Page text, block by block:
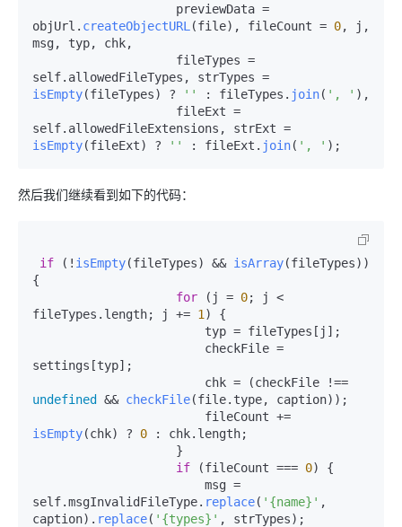
objUrl. createObjectURL (file), fileCount = 0, j,
msg, typ, chk,
self. allowedFileTypes
isEmpty(fileTypes) ? '' : fileTypes. join( ', ' ),
self. allowedFileExtensions
isEmpty(fileExt) ? '' : fileExt. join( ', ' );
然后我们继续看到如下的代码：
if (! isEmpty(fileTypes) && isArray(fileTypes))
{
for (j = 0; j <
fileTypes. length; j += 1 ) {
settings[typ];
undefined && checkFile(file. type, caption));
isEmpty(chk) ? 0 : chk. length;
if (fileCount === 0) {
self.msgInvalidFileType. replace( '{name}' ,
caption). replace( '{types}' , strTypes);